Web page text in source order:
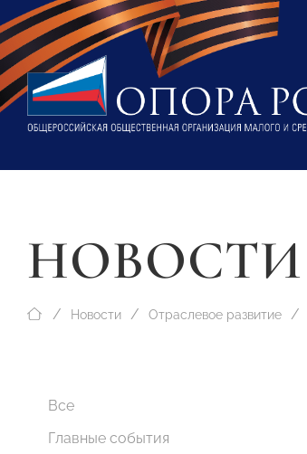
НОВОСТИ
Новости Отраслевое развитие
Все
Главные события